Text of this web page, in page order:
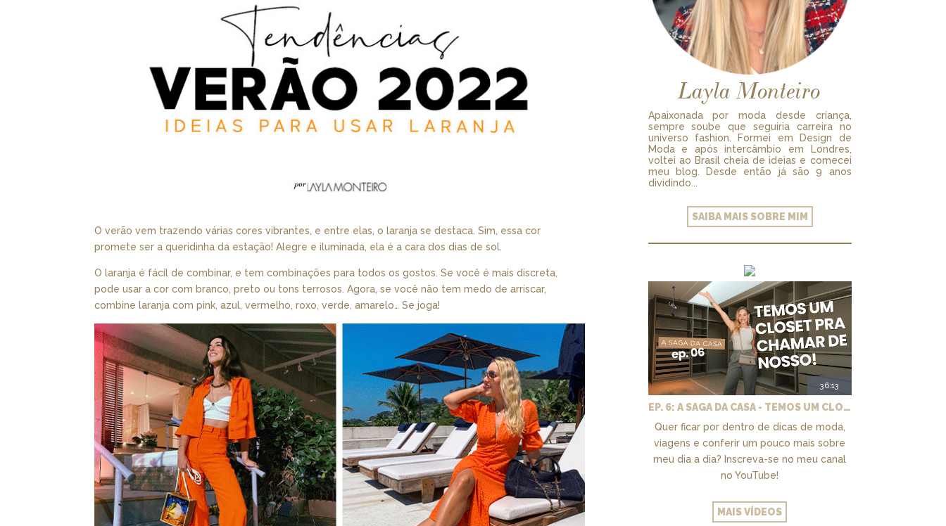
O verão vem trazendo várias cores vibrantes, e entre elas, o laranja se destaca. Sim, essa cor
promete ser a queridinha da estação! Alegre e iluminada, ela é a cara dos dias de sol.
O laranja é fácil de combinar, e tem combinações para todos os gostos. Se você é mais discreta,
pode usar a cor com branco, preto ou tons terrosos. Agora, se você não tem medo de arriscar,
combine laranja com pink, azul, vermelho, roxo, verde, amarelo… Se joga!
Layla Monteiro
Apaixonada por moda desde criança,
sempre soube que seguiria carreira no
universo fashion. Formei em Design de
Moda e após intercâmbio em Londres,
voltei ao Brasil cheia de ideias e comecei
meu blog. Desde então já são 9 anos
dividindo...
SAIBA MAIS SOBRE MIM
36:13
EP. 6: A SAGA DA CASA - TEMOS UM CLOSET PRA CHAMAR DE NOSSO + MARCENARIA E PAISAGISMO
Quer ficar por dentro de dicas de moda,
viagens e conferir um pouco mais sobre
meu dia a dia? Inscreva-se no meu canal
no YouTube!
MAIS VÍDEOS